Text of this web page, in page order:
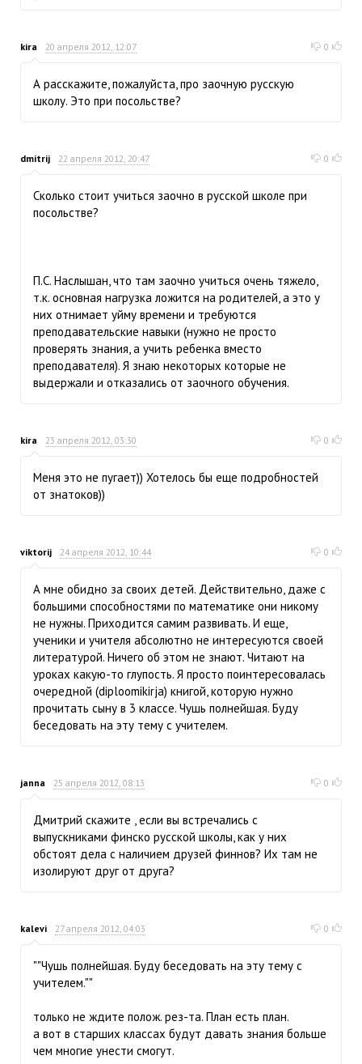
kira 20 апреля 2012, 12:07 0
А расскажите, пожалуйста, про заочную русскую
школу. Это при посольстве?
dmitrij 22 апреля 2012, 20:47 0
Сколько стоит учиться заочно в русской школе при
посольстве?
П.С. Наслышан, что там заочно учиться очень тяжело,
т.к. основная нагрузка ложится на родителей, а это у
них отнимает уйму времени и требуются
преподавательские навыки (нужно не просто
проверять знания, а учить ребенка вместо
преподавателя). Я знаю некоторых которые не
выдержали и отказались от заочного обучения.
kira 23 апреля 2012, 03:30 0
Меня это не пугает)) Хотелось бы еще подробностей
от знатоков))
viktorij 24 апреля 2012, 10:44 0
А мне обидно за своих детей. Действительно, даже с
большими способностями по математике они никому
не нужны. Приходится самим развивать. И еще,
ученики и учителя абсолютно не интересуются своей
литературой. Ничего об этом не знают. Читают на
уроках какую-то глупость. Я просто поинтересовалась
очередной (diploomikirja) книгой, которую нужно
прочитать сыну в 3 классе. Чушь полнейшая. Буду
беседовать на эту тему с учителем.
janna 25 апреля 2012, 08:13 0
Дмитрий скажите , если вы встречались с
выпускниками финско русской школы, как у них
обстоят дела с наличием друзей финнов? Их там не
изолируют друг от друга?
kalevi 27 апреля 2012, 04:03 0
""Чушь полнейшая. Буду беседовать на эту тему с
учителем.""
только не ждите полож. рез-та. План есть план.
а вот в старших классах будут давать знания больше
чем многие унести смогут.